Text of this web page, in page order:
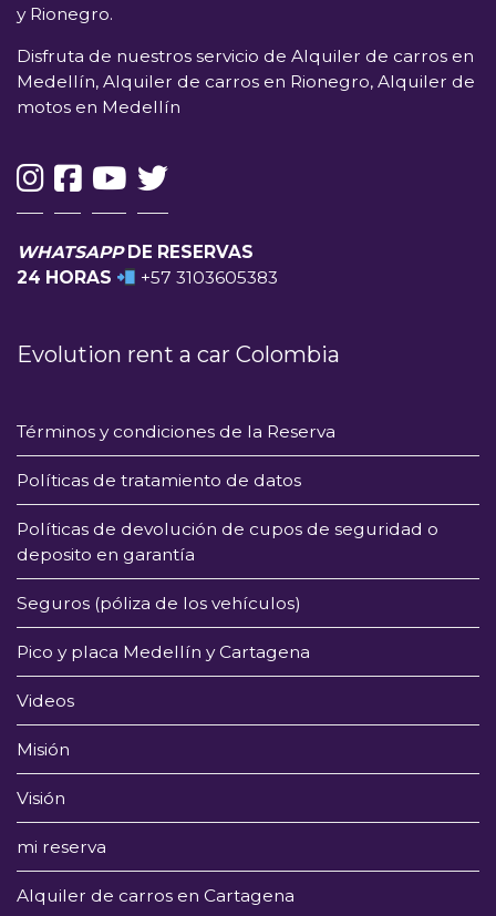
y Rionegro.
Disfruta de nuestros servicio de Alquiler de carros en
Medellín, Alquiler de carros en Rionegro, Alquiler de
motos en Medellín
WHATSAPPDE RESERVAS
24 HORAS
+57 3103605383
Evolution rent a car Colombia
Términos y condiciones de la Reserva
Políticas de tratamiento de datos
Políticas de devolución de cupos de seguridad o
deposito en garantía
Seguros (póliza de los vehículos)
Pico y placa Medellín y Cartagena
Videos
Misión
Visión
mi reserva
Alquiler de carros en Cartagena